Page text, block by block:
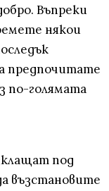
Въпреки
някои
предпочитате
по-голямата
под
възстановите